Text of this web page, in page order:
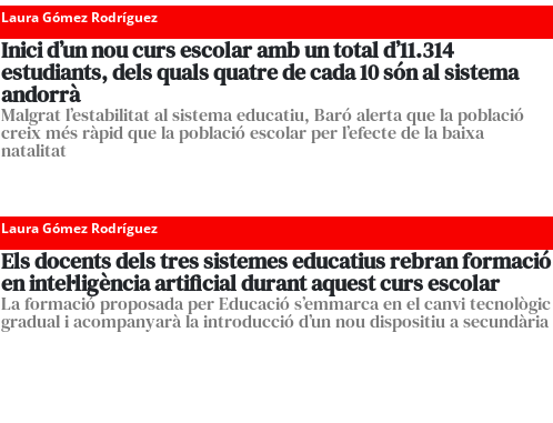
Laura Gómez Rodríguez
Inici d’un nou curs escolar amb un total d’11.314
estudiants, dels quals quatre de cada 10 són al sistema
andorrà
Malgrat l’estabilitat al sistema educatiu, Baró alerta que la població
creix més ràpid que la població escolar per l’efecte de la baixa
natalitat
Laura Gómez Rodríguez
Els docents dels tres sistemes educatius rebran formació
en intel·ligència artificial durant aquest curs escolar
La formació proposada per Educació s’emmarca en el canvi tecnològic
gradual i acompanyarà la introducció d’un nou dispositiu a secundària